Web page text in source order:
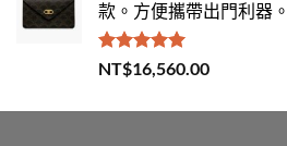
款。方便攜帶出門利器
評分5.00
滿分 5
NT$16,560.00